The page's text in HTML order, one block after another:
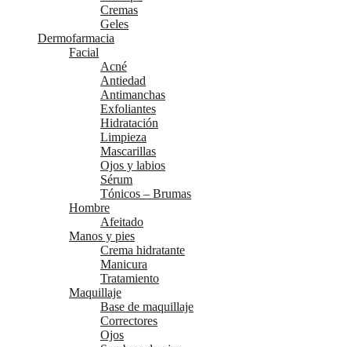
Cremas
Geles
Dermofarmacia
Facial
Acné
Antiedad
Antimanchas
Exfoliantes
Hidratación
Limpieza
Mascarillas
Ojos y labios
Sérum
Tónicos – Brumas
Hombre
Afeitado
Manos y pies
Crema hidratante
Manicura
Tratamiento
Maquillaje
Base de maquillaje
Correctores
Ojos